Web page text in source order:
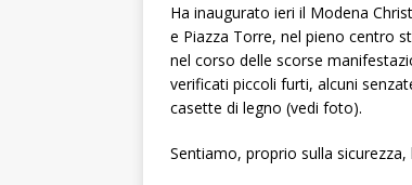
Ha inaugurato ieri il Modena
e Piazza Torre, nel pieno centro
nel corso delle scorse
verificati piccoli furti, alcuni
casette di legno (vedi foto).
Sentiamo, proprio sulla sicurezza,